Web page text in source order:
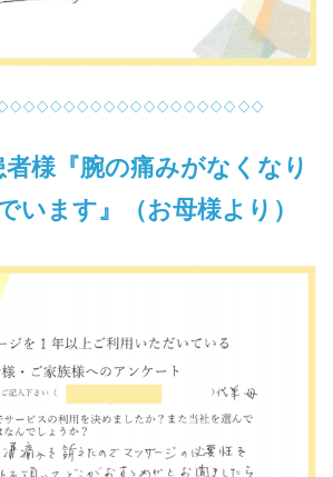
様『腕の痛みがなくなり
います』（お母様より）